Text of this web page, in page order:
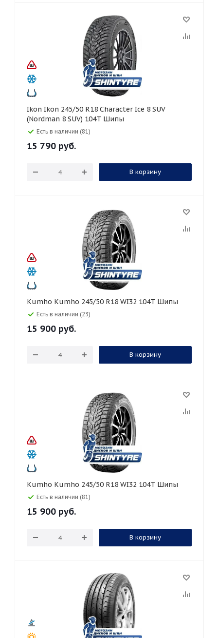
Ikon Ikon 245/50 R18 Character Ice 8 SUV
(Nordman 8 SUV) 104T Шипы
Есть в наличии (81)
15 790 руб.
В корзину
Kumho Kumho 245/50 R18 WI32 104T Шипы
Есть в наличии (23)
15 900 руб.
В корзину
Kumho Kumho 245/50 R18 WI32 104T Шипы
Есть в наличии (81)
15 900 руб.
В корзину